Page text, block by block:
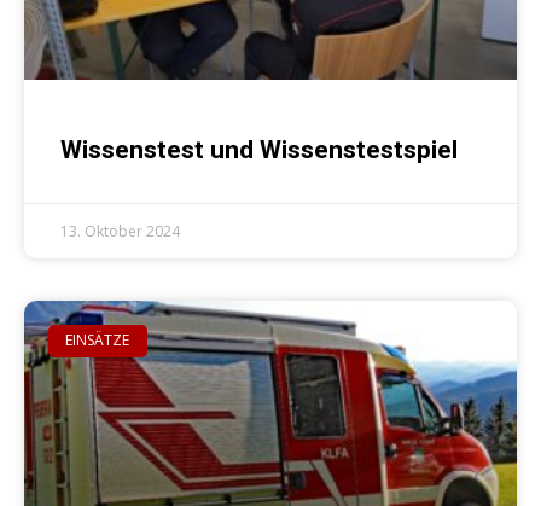
Wissenstest und Wissenstestspiel
13. Oktober 2024
EINSÄTZE